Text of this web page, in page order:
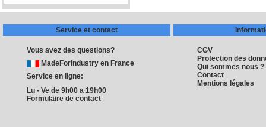
Service et contact
Vous avez des questions?
MadeForIndustry en France
Service en ligne:
Lu - Ve de 9h00 a 19h00
Formulaire de contact
CGV
Protection des
Qui sommes nous ?
Contact
Mentions légales